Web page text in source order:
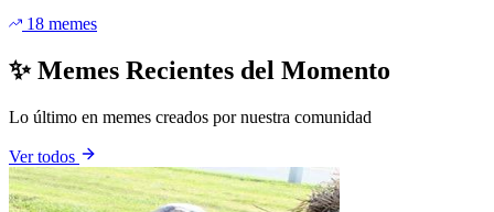
18 memes
✨ Memes Recientes del Momento
Lo último en memes creados por nuestra comunidad
Ver todos